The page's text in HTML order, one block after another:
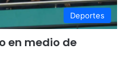
Deportes
en medio de